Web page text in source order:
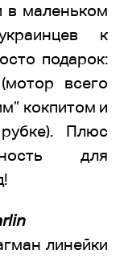
в маленьком
к
подарок:
всего
кокпитом и
Плюс
для
линейки